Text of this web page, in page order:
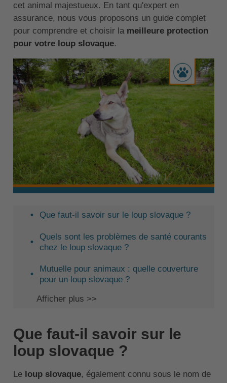
cet animal majestueux. En tant qu'expert en
assurance, nous vous proposons un guide complet
pour comprendre et choisir la meilleure protection
pour votre loup slovaque.
Que faut-il savoir sur le loup slovaque ?
Quels sont les problèmes de santé courants
chez le loup slovaque ?
Mutuelle pour animaux : quelle couverture
pour un loup slovaque ?
Afficher plus >>
Que faut-il savoir sur le
loup slovaque ?
Le loup slovaque, également connu sous le nom de